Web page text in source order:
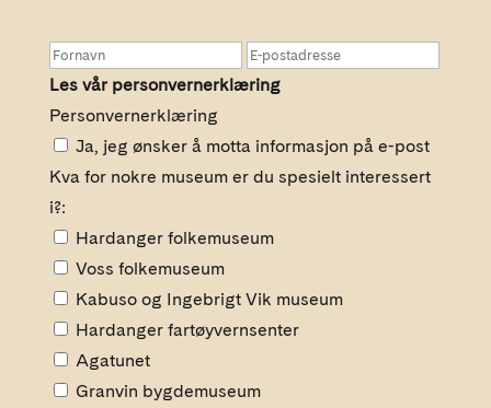
Les vår personvernerklæring
Personvernerklæring
Ja, jeg ønsker å motta informasjon på e-post
Kva for nokre museum er du spesielt interessert
i?:
Hardanger folkemuseum
Voss folkemuseum
Kabuso og Ingebrigt Vik museum
Hardanger fartøyvernsenter
Agatunet
Granvin bygdemuseum